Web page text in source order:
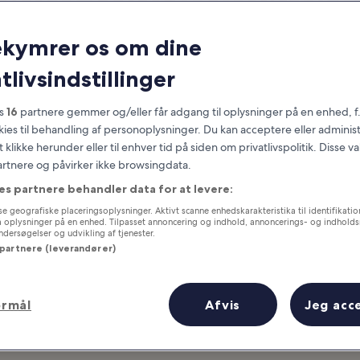
du den bedste streetfood i
os om dine
16 partnere gemmer og/eller får adgang til oplysninger på en enhed,
til behandling af personoplysninger. Du kan acceptere eller
klikke herunder eller til enhver tid på siden om privatlivspolitik. Disse
og påvirker ikke browsingdata.
partnere behandler data for at levere:
geografiske placeringsoplysninger. Aktivt scanne enhedskarakteristika til
på en enhed. Tilpasset annoncering og indhold, annoncerings- og
og udvikling af tjenester.
(leverandører)
Afvis Jeg